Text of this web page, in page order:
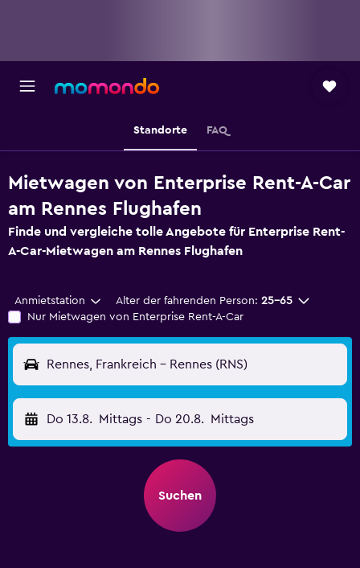
Standorte FAQ
Mietwagen von Enterprise Rent-A-Car
am Rennes Flughafen
Finde und vergleiche tolle Angebote für Enterprise Rent-
A-Car-Mietwagen am Rennes Flughafen
Anmietstation Alter der fahrenden Person: 25-65
Nur Mietwagen von Enterprise Rent-A-Car
Rennes, Frankreich - Rennes (RNS)
Do 13.8. Mittags - Do 20.8. Mittags
Suchen